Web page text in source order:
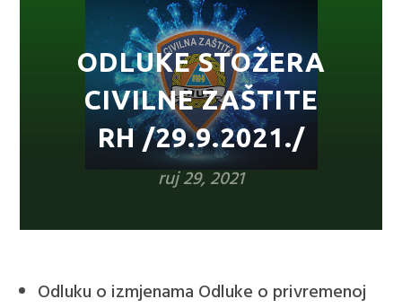
ODLUKE STOŽERA
CIVILNE ZAŠTITE
RH /29.9.2021./
ruj 29, 2021
Odluku o izmjenama Odluke o privremenoj